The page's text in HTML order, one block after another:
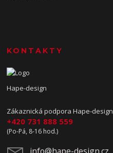
KONTAKTY
Hape-design
Zákaznická podpora Hape-design
+420 731 888 559
(Po-Pá, 8-16 hod.)